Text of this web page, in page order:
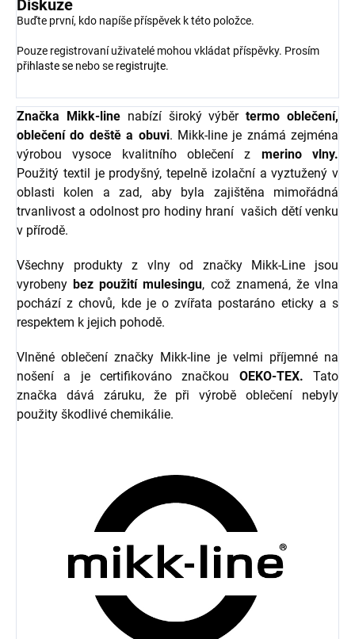
Diskuze
Buďte první, kdo napíše příspěvek k této položce.
Pouze registrovaní uživatelé mohou vkládat příspěvky. Prosím
přihlaste se nebo se registrujte.
Značka Mikk-linenabízí široký výběrtermo oblečení,
oblečení do deště a obuvi. Mikk-line je známá zejména
výrobou vysoce kvalitního oblečení z merino vlny.
Použitý textil je prodyšný, tepelně izolační a vyztužený v
oblasti kolen a zad, aby byla zajištěna mimořádná
trvanlivost a odolnost pro hodiny hraní vašich dětí venku
v přírodě.
Všechny produkty z vlny od značky Mikk-Line jsou
vyrobenybez použití mulesingu, což znamená, že vlna
pochází z chovů, kde je o zvířata postaráno eticky a s
respektem k jejich pohodě.
Vlněné oblečení značky Mikk-line je velmi příjemné na
nošení a je certifikováno značkou OEKO-TEX. Tato
značka dává záruku, že při výrobě oblečení nebyly
použity škodlivé chemikálie.